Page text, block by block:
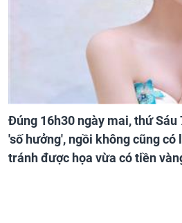
Đúng 16h30 ngày mai, thứ
'số hưởng', ngồi không cũng
tránh được họa vừa có tiền